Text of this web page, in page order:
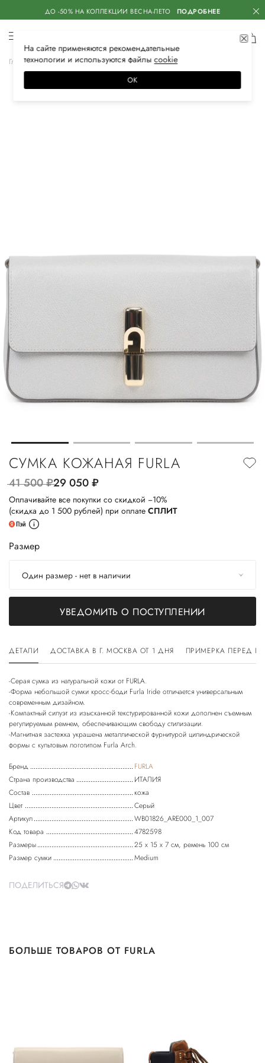
ДО -50% НА КОЛЛЕКЦИИ ВЕСНА-ЛЕТО ПОДРОБНЕЕ
Главная Женская Сумки Сумки
СУМКА КОЖАНАЯ FURLA
41 500руб.29 050руб.
Оплачивайте все покупки со скидкой −10%
(скидка до 1 500 рублей) при оплате СПЛИТ
Размер
Один размер - нет в наличии
УВЕДОМИТЬ О ПОСТУПЛЕНИИ
ДЕТАЛИ ДОСТАВКА В Г. МОСКВА ОТ 1 ДНЯ ПРИМЕРКА ПЕРЕД
-Серая сумка из натуральной кожи от FURLA.
-Форма небольшой сумки кросс-боди Furla Iride отличается универсальным
современным дизайном.
-Компактный силуэт из изысканной текстурированной кожи дополнен съемным
регулируемым ремнем, обеспечивающим свободу стилизации.
-Магнитная застежка украшена металлической фурнитурой цилиндрической
Бренд
FURLA
Страна производства
ИТАЛИЯ
Состав
кожа
Цвет
Серый
Артикул
WB01826_ARE000_1_007
Код товара
4782598
Размеры
25 х 15 х 7 см, ремень 100 см
Размер сумки
Medium
ПОДЕЛИТЬСЯ
БОЛЬШЕ ТОВАРОВ ОТ FURLA
На сайте применяются рекомендательные
технологии и используются файлысооkiе
ОК